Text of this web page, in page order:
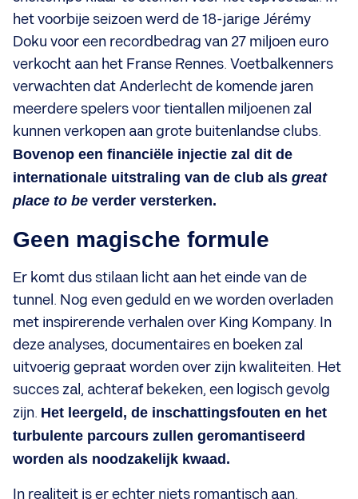
het voorbije seizoen werd de 18-jarige Jérémy
Doku voor een recordbedrag van 27 miljoen euro
verkocht aan het Franse Rennes. Voetbalkenners
verwachten dat Anderlecht de komende jaren
meerdere spelers voor tientallen miljoenen zal
kunnen verkopen aan grote buitenlandse clubs.
Bovenop een financiële injectie zal dit de
internationale uitstraling van de club als great
place to be verder versterken.
Geen magische formule
Er komt dus stilaan licht aan het einde van de
tunnel. Nog even geduld en we worden overladen
met inspirerende verhalen over King Kompany. In
deze analyses, documentaires en boeken zal
uitvoerig gepraat worden over zijn kwaliteiten. Het
succes zal, achteraf bekeken, een logisch gevolg
zijn. Het leergeld, de inschattingsfouten en het
turbulente parcours zullen geromantiseerd
worden als noodzakelijk kwaad.
In realiteit is er echter niets romantisch aan.